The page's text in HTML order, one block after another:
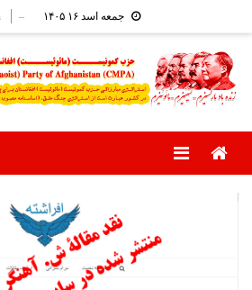
to
content
جمعه اسد ۱۶ ۱۴۰۵ –
Menu